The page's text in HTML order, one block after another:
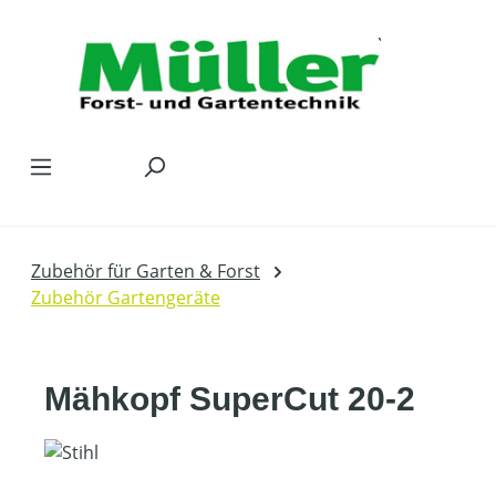
Zubehör für Garten & Forst
Zubehör Gartengeräte
Mähkopf SuperCut 20-2